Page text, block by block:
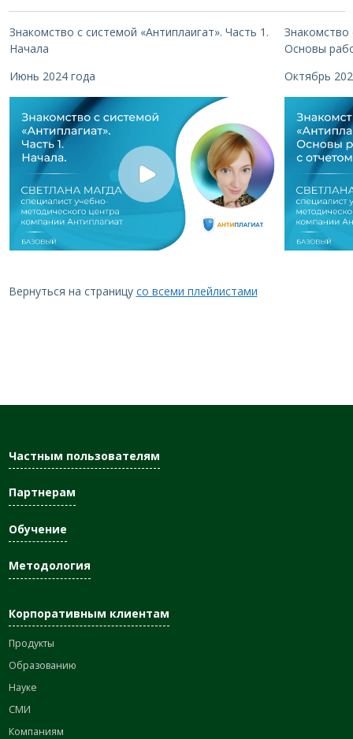
Знакомство с системой «Антиплаигат». Часть 1.
Начала
Июнь 2024 года
Знакомство
Основы
Октябрь
Вернуться на страницу со всеми плейлистами
Частным пользователям
Партнерам
Обучение
Методология
Корпоративным клиентам
Продукты
Образованию
Науке
СМИ
Компаниям